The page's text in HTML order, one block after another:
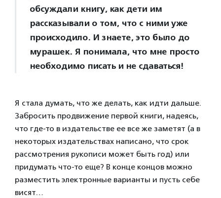
обсуждали книгу, как дети им
рассказывали о том, что с ними уже
происходило. И знаете, это было до
мурашек. Я понимала, что мне просто
необходимо писать и не сдаваться!
Я стала думать, что же делать, как идти дальше.
Забросить продвижение первой книги, надеясь,
что где-то в издательстве ее все же заметят (а в
некоторых издательствах написано, что срок
рассмотрения рукописи может быть год) или
придумать что-то еще? В конце концов можно
разместить электронные варианты и пусть себе
висят…